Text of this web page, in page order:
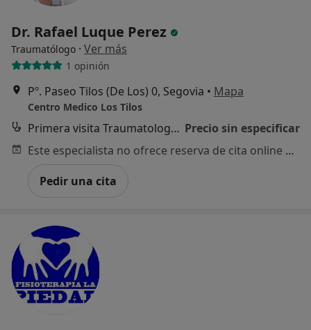
Dr. Rafael Luque Perez
Traumatólogo · Ver más
1 opinión
Pº. Paseo Tilos (De Los) 0, Segovia • Mapa
Centro Medico Los Tilos
Primera visita Traumatología y Cirugía Ortopédica Precio sin especificar
Este especialista no ofrece reserva de cita online en esta dirección.
Pedir una cita